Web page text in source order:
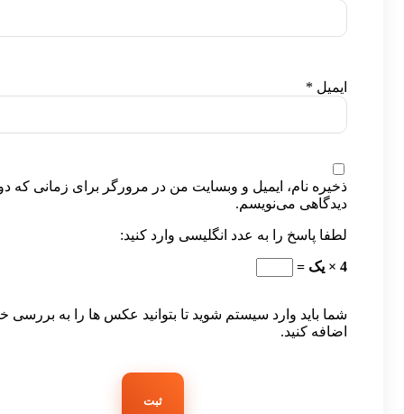
ایمیل *
ذخیره نام، ایمیل و وبسایت من در مرورگر برای زمانی که
دیدگاهی می‌نویسم.
لطفا پاسخ را به عدد انگلیسی وارد کنید:
4 × یک =
شما باید وارد سیستم شوید تا بتوانید عکس ها را به بررسی
اضافه کنید.